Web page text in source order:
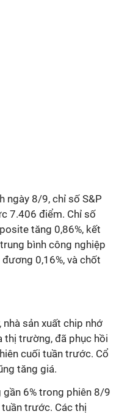
ngày 8/9, chỉ số S&P
7.406 điểm. Chỉ số
tăng 0,86%, kết
bình công nghiệp
0,16%, và chốt
sản xuất chip nhớ
thị trường, đã phục hồi
cuối tuần trước. Cổ
tăng giá.
6% trong phiên 8/9
trước. Các thị